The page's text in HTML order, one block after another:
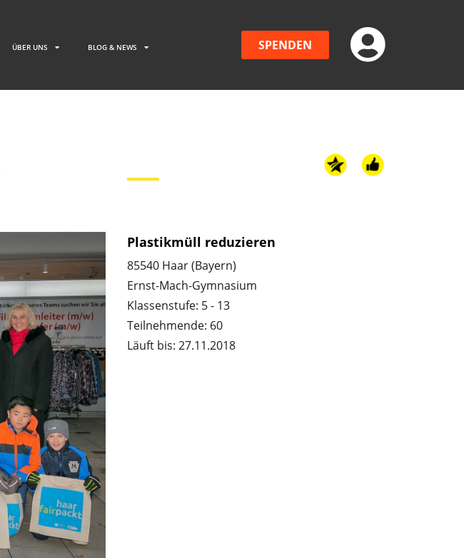
ÜBER UNS BLOG & NEWS SPENDEN
Plastikmüll reduzieren
85540 Haar (Bayern)
Ernst-Mach-Gymnasium
Klassenstufe: 5 - 13
Teilnehmende: 60
Läuft bis: 27.11.2018